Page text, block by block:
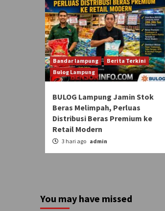
Bandar lampung
Berita Terkini
Bulog Lampung
BULOG Lampung Jamin Stok
Beras Melimpah, Perluas
Distribusi Beras Premium ke
Retail Modern
3 hari ago admin
You may have missed